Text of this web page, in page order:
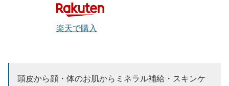
楽天で購入
頭皮から顔・体のお肌からミネラル補給・スキンケ